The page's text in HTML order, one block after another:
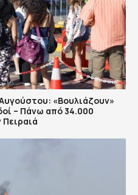
«Βουλιάζουν»
– Πάνω από 34.000